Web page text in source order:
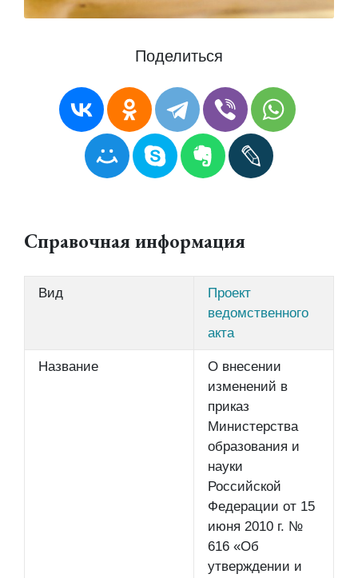
Поделиться
Справочная информация
Вид
Проект
ведомственного
акта
Название
О внесении
изменений в
приказ
Министерства
образования и
науки
Российской
Федерации от 15
июня 2010 г. №
616 «Об
утверждении и